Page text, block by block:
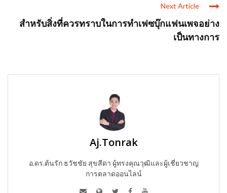
Next Article
สำหรับสิ่งที่ควรทราบในการทำเฟซบุ๊กแฟนเพจอย่าง
เป็นทางการ
Aj.Tonrak
อ.ดร.ต้นรัก ธวัชชัย สุขสีดา ผู้ทรงคุณวุฒิและผู้เชี่ยวชาญ
การตลาดออนไลน์